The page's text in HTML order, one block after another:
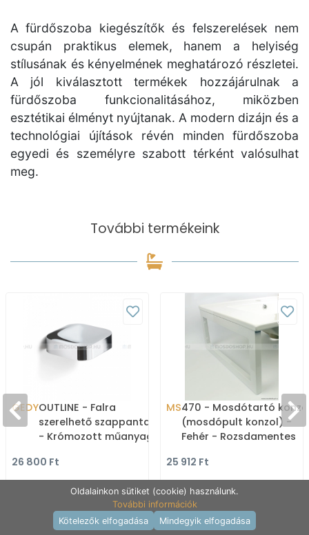
Termékek raktáron
A fürdőszoba kiegészítők és felszerelések nem
csupán praktikus elemek, hanem a helyiség
stílusának és kényelmének meghatározó részletei.
A jól kiválasztott termékek hozzájárulnak a
fürdőszoba funkcionalitásához, miközben
esztétikai élményt nyújtanak. A modern dizájn és a
technológiai újítások révén minden fürdőszoba
egyedi és személyre szabott térként valósulhat
meg.
További termékeink
GEDYOUTLINE - Falra
szerelhető szappantartó
- Krómozott műanyag
26 800 Ft
MS470 - Mosdótartó
(mosdópult konzol) -
Fehér - Rozsdamentes
25 912 Ft
Oldalainkon sütiket (cookie) használunk.
További információk
Kötelezők elfogadása
Mindegyik elfogadása